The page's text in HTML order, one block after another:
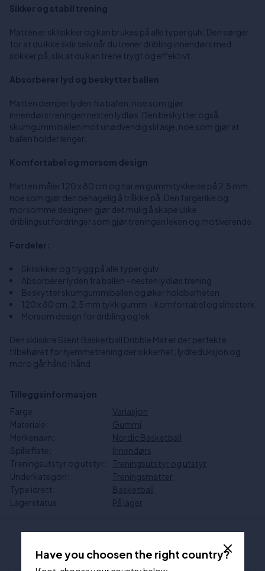
Sikker og stabil trening
Matten er sklisikker og kan brukes på alle typer gulv. Den sørger
for at du ikke sklir selv når du trener dribling innendørs med
sokker på, slik at du kan trene trygt og effektivt.
Absorberer lyd og beskytter ballen
Matten demper lyden fra ballen, noe som gjør
innendørstreningen nesten lydløs. Den beskytter også
skumgummiballen mot unødvendig slitasje, noe som gjør at
ballen holder lenger.
Komfortabel og morsom design
Matten måler 120 x 80 cm og har en gummitykkelse på 2,5 mm,
noe som gjør den behagelig å tråkke på. Den fargerike og
morsomme designen gjør det mulig å skape ulike
driblingsutfordringer som gjør treningen leken og motiverende.
Fordeler:
Sklisikker og trygg på alle typer gulv
Absorberer lyden fra ballen - nesten lydløs trening
Beskytter skumgummiballen og øker holdbarheten
120 x 80 cm, 2,5 mm tykk gummi - komfortabel og slitesterk
Morsom design for dribling og lek
Den sklisikre Silent Basketball Dribble Mat er det perfekte
tilbehøret for hjemmetrening der sikkerhet, lydreduksjon og
moro går hånd i hånd.
Tilleggsinformasjon
Farge:
Variasjon
Materiale:
Gummi
Merkenavn:
Nordic Basketball
Spilleflate:
Innendørs
Treningsutstyr og utstyr:
Treningsutstyr og utstyr
Underkategori:
Treningsmatter
Type idrett:
Basketball
Lagerstatus:
På lager
ANDRE HAR SETT PÅ
Have you choosen the right country?